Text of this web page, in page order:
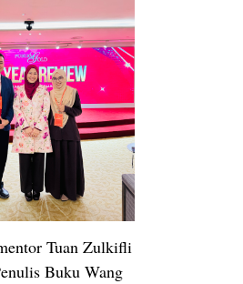
Tuan Zulkifli
Buku Wang